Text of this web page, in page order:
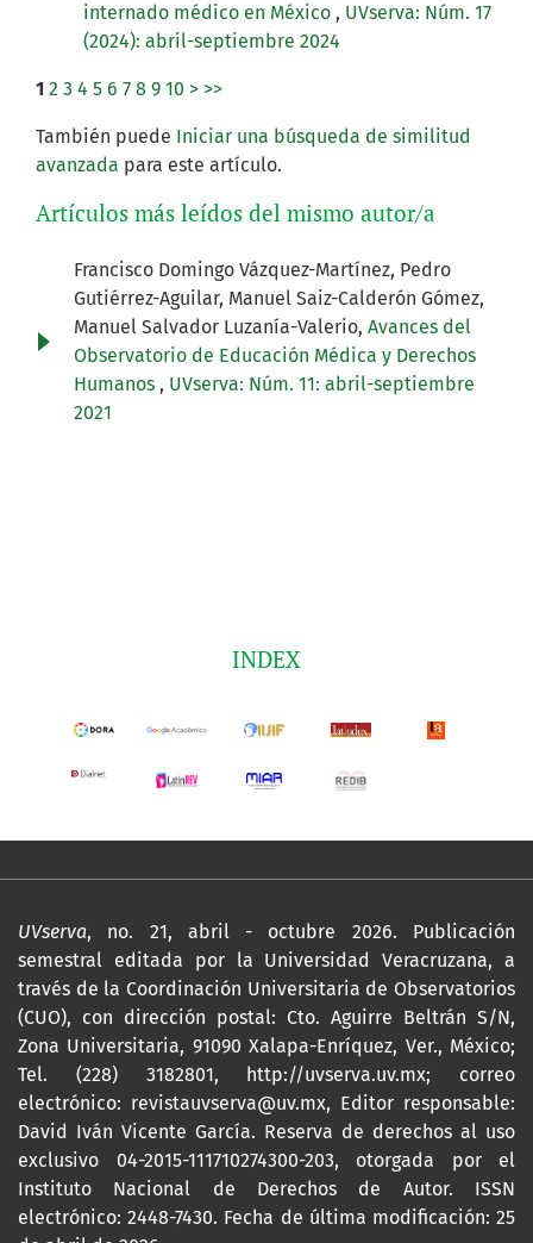
internado médico en México , UVserva: Núm. 17
(2024): abril-septiembre 2024
1 2 3 4 5 6 7 8 9 10 > >>
También puede Iniciar una búsqueda de similitud
avanzada para este artículo.
Artículos más leídos del mismo autor/a
Francisco Domingo Vázquez-Martínez, Pedro
Gutiérrez-Aguilar, Manuel Saiz-Calderón Gómez,
Manuel Salvador Luzanía-Valerio, Avances del
Observatorio de Educación Médica y Derechos
Humanos , UVserva: Núm. 11: abril-septiembre
2021
INDEX
UVserva, no. 21, abril - octubre 2026. Publicación
semestral editada por la Universidad Veracruzana, a
través de la Coordinación Universitaria de Observatorios
(CUO), con dirección postal: Cto. Aguirre Beltrán S/N,
Zona Universitaria, 91090 Xalapa-Enríquez, Ver., México;
Tel. (228) 3182801,
http://uvserva.uv.mx; correo
electrónico: revistauvserva@uv.mx, Editor responsable:
David Iván Vicente García. Reserva de derechos al uso
exclusivo 04-2015-111710274300-203, otorgada por el
Instituto Nacional de Derechos de Autor. ISSN
electrónico: 2448-7430. Fecha de última modificación: 25